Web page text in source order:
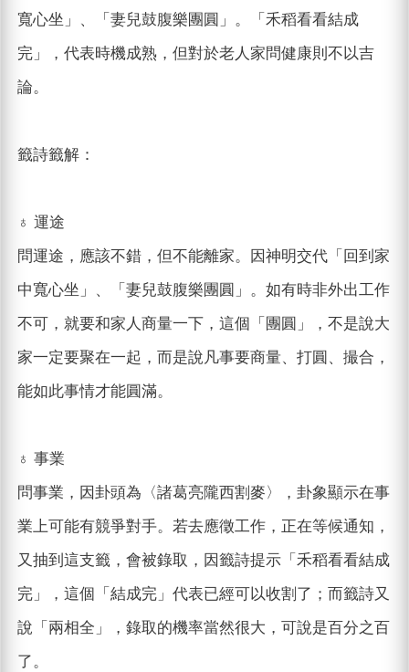
寬心坐」、「妻兒鼓腹樂團圓」。「禾稻看看結成
完」，代表時機成熟，但對於老人家問健康則不以吉
論。
籤詩籤解：
♁ 運途
問運途，應該不錯，但不能離家。因神明交代「回到家
中寬心坐」、「妻兒鼓腹樂團圓」。如有時非外出工作
不可，就要和家人商量一下，這個「團圓」，不是說大
家一定要聚在一起，而是說凡事要商量、打圓、撮合，
能如此事情才能圓滿。
♁ 事業
問事業，因卦頭為〈諸葛亮隴西割麥〉，卦象顯示在事
業上可能有競爭對手。若去應徵工作，正在等候通知，
又抽到這支籤，會被錄取，因籤詩提示「禾稻看看結成
完」，這個「結成完」代表已經可以收割了；而籤詩又
說「兩相全」，錄取的機率當然很大，可說是百分之百
了。